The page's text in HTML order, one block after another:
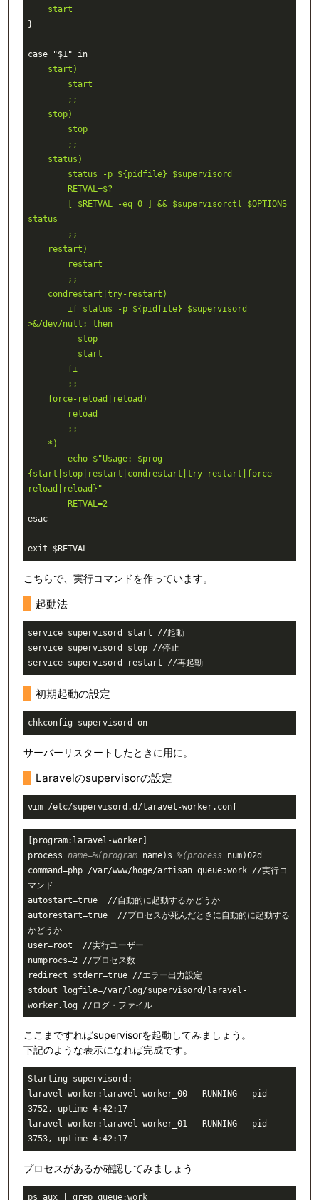
    start
}
case "$1" in
    start)
        start
        ;;
    stop)
        stop
        ;;
    status)
        status -p ${pidfile} $supervisord
        RETVAL=$?
status
        ;;
    restart)
        restart
        ;;
    condrestart|try-restart)
>&/dev/null; then
          stop
          start
        fi
        ;;
    force-reload|reload)
        reload
        ;;
    *)
{start|stop|restart|condrestart|try-restart|force-
reload|reload}"
        RETVAL=2
esac
exit $RETVAL
こちらで、実行コマンドを作っています。
起動法
service supervisord start //起動
service supervisord stop //停止
service supervisord restart //再起動
初期起動の設定
chkconfig supervisord on
サーバーリスタートしたときに用に。
Laravelのsupervisorの設定
vim /etc/supervisord.d/laravel-worker.conf
[program:laravel-worker]
process _name=%(program_ name)s _%(process_ num)02d
command=php /var/www/hoge/artisan queue:work //実行コ
マンド
autostart=true  //自動的に起動するかどうか
autorestart=true  //プロセスが死んだときに自動的に起動する
かどうか
user=root  //実行ユーザー
numprocs=2 //プロセス数
redirect_stderr=true //エラー出力設定
stdout_logfile=/var/log/supervisord/laravel-
worker.log //ログ・ファイル
ここまですればsupervisorを起動してみましょう。
下記のような表示になれば完成です。
Starting supervisord:
laravel-worker:laravel-worker_00   RUNNING   pid
3752, uptime 4:42:17
laravel-worker:laravel-worker_01   RUNNING   pid
3753, uptime 4:42:17
プロセスがあるか確認してみましょう
ps aux | grep queue:work